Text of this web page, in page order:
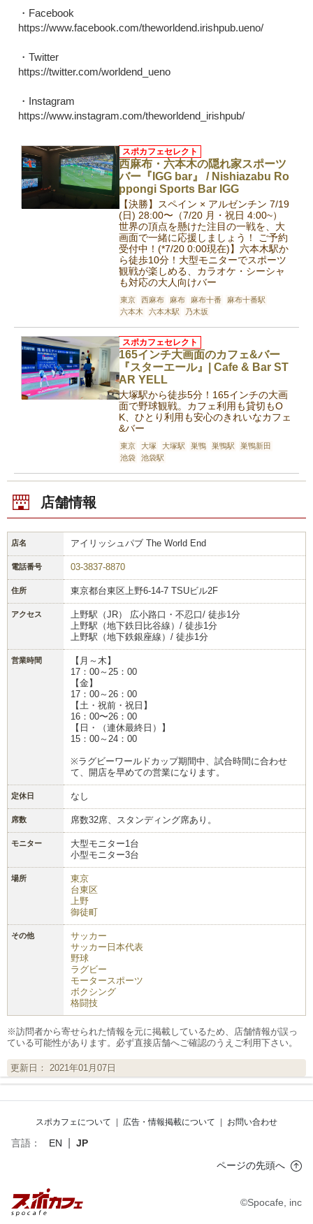
・Facebook
https://www.facebook.com/theworldend.irishpub.ueno/
・Twitter
https://twitter.com/worldend_ueno
・Instagram
https://www.instagram.com/theworldend_irishpub/
西麻布・六本木の隠れ家スポーツ
バー『IGG bar』 / Nishiazabu Ro
ppongi Sports Bar IGG
スポカフェセレクト
【決勝】スペイン × アルゼンチン 7/19
(日) 28:00〜（7/20 月・祝日 4:00~）
世界の頂点を懸けた注目の一戦を、大
画面で一緒に応援しましょう！ ご予約
受付中！(*7/20 0:00現在)】六本木駅か
ら徒歩10分！大型モニターでスポーツ
観戦が楽しめる、カラオケ・シーシャ
も対応の大人向けバー
東京 西麻布 麻布 麻布十番
麻布十番駅
六本木
六本木駅 乃木坂
165インチ大画面のカフェ&バー
『スターエール』| Cafe & Bar ST
AR YELL
スポカフェセレクト
大塚駅から徒歩5分！165インチの大画
面で野球観戦。カフェ利用も貸切もO
K、ひとり利用も安心のきれいなカフェ
&バー
東京 大塚 大塚駅 巣鴨 巣鴨駅
巣鴨新田
池袋
池袋駅
店舗情報
店名 アイリッシュパブ The World End
電話番号 03-3837-8870
住所 東京都台東区上野6-14-7 TSUビル2F
アクセス
上野駅（JR） 広小路口・不忍口/ 徒歩1分
上野駅（地下鉄日比谷線）/ 徒歩1分
上野駅（地下鉄銀座線）/ 徒歩1分
営業時間
【月～木】
17：00～25：00
【金】
17：00～26：00
【土・祝前・祝日】
16：00〜26：00
【日・（連休最終日）】
15：00～24：00
※ラグビーワールドカップ期間中、試合時間に合わせ
て、開店を早めての営業になります。
定休日 なし
席数 席数32席、スタンディング席あり。
モニター
大型モニター1台
小型モニター3台
場所
東京
台東区
上野
御徒町
その他
サッカー
サッカー日本代表
野球
ラグビー
モータースポーツ
ボクシング
格闘技
※訪問者から寄せられた情報を元に掲載しているため、店舗情報が誤っ
ている可能性があります。必ず直接店舗へご確認のうえご利用下さい。
更新日： 2021年01月07日
スポカフェについて | 広告・情報掲載について | お問い合わせ
言語： EN
JP
ページの先頭へ
©Spocafe, inc